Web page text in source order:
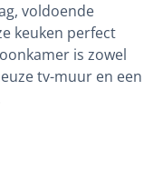
voldoende
keuken perfect
is zowel
tv-muur en een